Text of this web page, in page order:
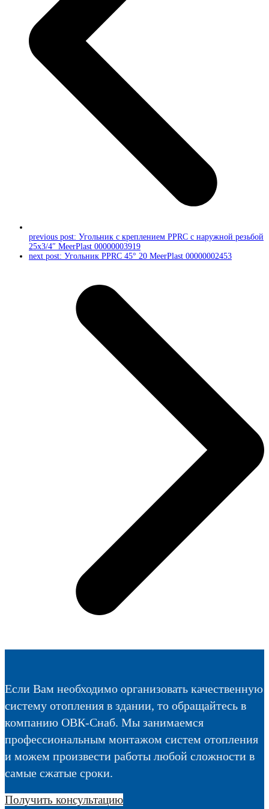
previous post: Угольник c креплением PPRC с наружной резьбой
25х3/4″ MeerPlast 00000003919
next post: Угольник PPRC 45° 20 MeerPlast 00000002453
Если Вам необходимо организовать качественную
систему отопления в здании, то обращайтесь в
компанию ОВК-Снаб. Мы занимаемся
профессиональным монтажом систем отопления
и можем произвести работы любой сложности в
самые сжатые сроки.
Получить консультацию